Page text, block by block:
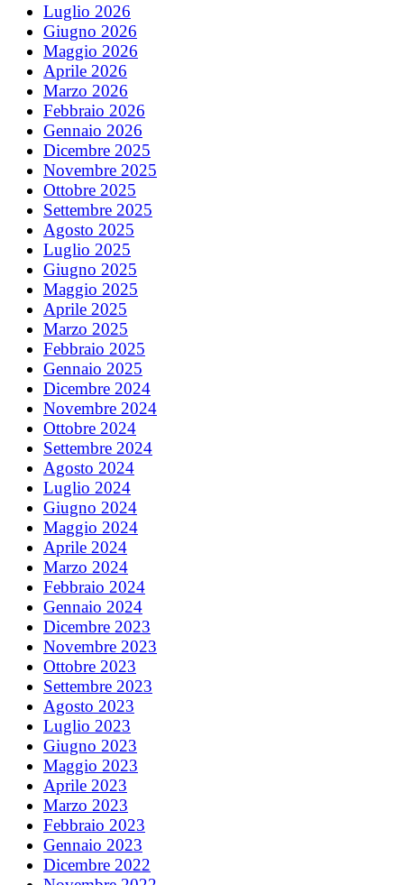
Luglio 2026
Giugno 2026
Maggio 2026
Aprile 2026
Marzo 2026
Febbraio 2026
Gennaio 2026
Dicembre 2025
Novembre 2025
Ottobre 2025
Settembre 2025
Agosto 2025
Luglio 2025
Giugno 2025
Maggio 2025
Aprile 2025
Marzo 2025
Febbraio 2025
Gennaio 2025
Dicembre 2024
Novembre 2024
Ottobre 2024
Settembre 2024
Agosto 2024
Luglio 2024
Giugno 2024
Maggio 2024
Aprile 2024
Marzo 2024
Febbraio 2024
Gennaio 2024
Dicembre 2023
Novembre 2023
Ottobre 2023
Settembre 2023
Agosto 2023
Luglio 2023
Giugno 2023
Maggio 2023
Aprile 2023
Marzo 2023
Febbraio 2023
Gennaio 2023
Dicembre 2022